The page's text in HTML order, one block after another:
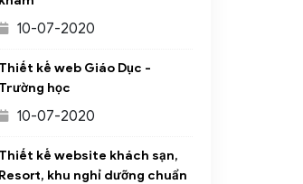
10-07-2020
Thiết kế web Giáo Dục -
Trường học
10-07-2020
Thiết kế website khách sạn,
Resort, khu nghỉ dưỡng chuẩn